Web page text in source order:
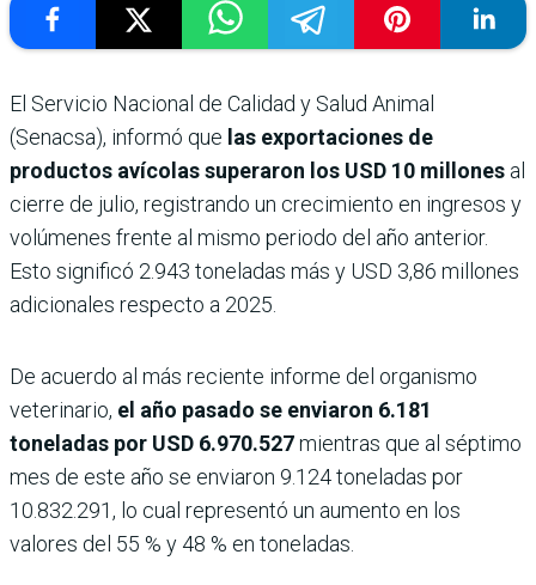
El Servicio Nacional de Calidad y Salud Animal
(Senacsa), informó que las exportaciones de
productos avícolas superaron los USD 10 millones al
cierre de julio, registrando un crecimiento en ingresos y
volúmenes frente al mismo periodo del año anterior.
Esto significó 2.943 toneladas más y USD 3,86 millones
adicionales respecto a 2025.
De acuerdo al más reciente informe del organismo
veterinario, el año pasado se enviaron 6.181
toneladas por USD 6.970.527mientras que al séptimo
mes de este año se enviaron 9.124 toneladas por
10.832.291, lo cual representó un aumento en los
valores del 55 % y 48 % en toneladas.